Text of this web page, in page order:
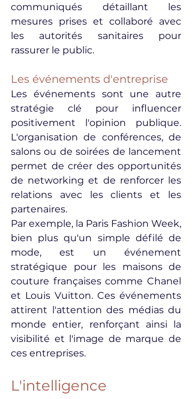
communiqués détaillant les
mesures prises et collaboré avec
les autorités sanitaires pour
rassurer le public.
Les événements d'entreprise
Les événements sont une autre
stratégie clé pour influencer
positivement l'opinion publique.
L'organisation de conférences, de
salons ou de soirées de lancement
permet de créer des opportunités
de networking et de renforcer les
relations avec les clients et les
partenaires.
Par exemple, la Paris Fashion Week,
bien plus qu'un simple défilé de
mode, est un événement
stratégique pour les maisons de
couture françaises comme Chanel
et Louis Vuitton. Ces événements
attirent l'attention des médias du
monde entier, renforçant ainsi la
visibilité et l'image de marque de
ces entreprises.
L'intelligence